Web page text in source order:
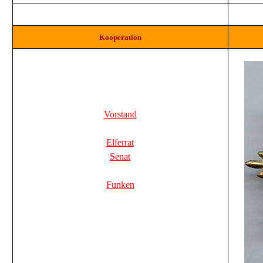
Kooperation
Vorstand
Elferrat
Senat
Funken